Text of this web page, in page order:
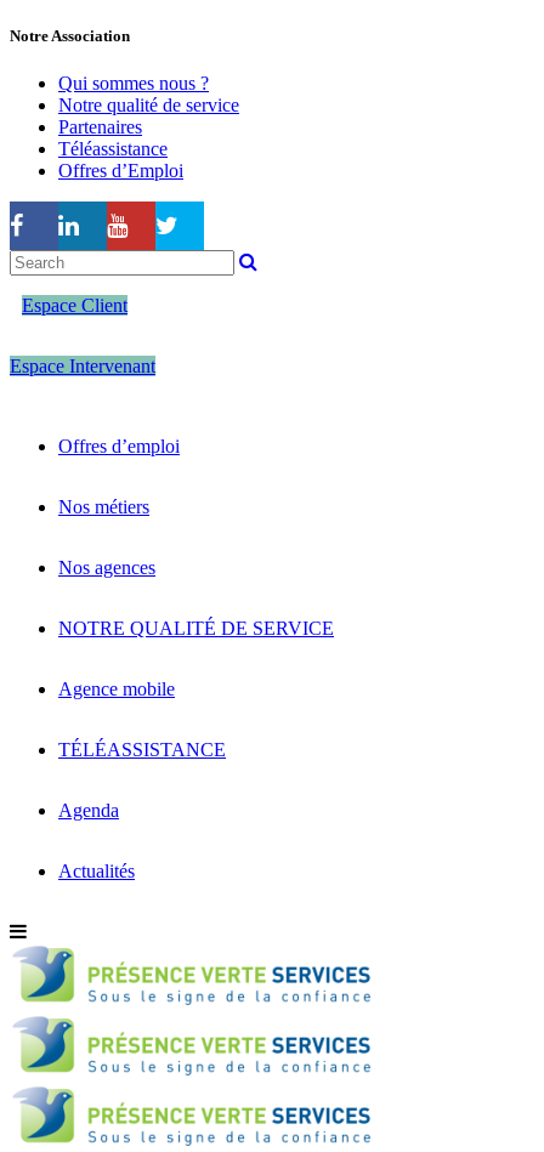
Notre Association
Qui sommes nous ?
Notre qualité de service
Partenaires
Téléassistance
Offres d’Emploi
Espace Client
Espace Intervenant
Offres d’emploi
Nos métiers
Nos agences
NOTRE QUALITÉ DE SERVICE
Agence mobile
TÉLÉASSISTANCE
Agenda
Actualités